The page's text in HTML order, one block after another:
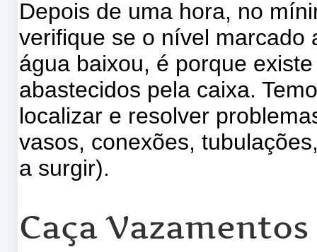
Depois de uma hora, no
verifique se o nível marcado
água baixou, é porque
abastecidos pela caixa.
localizar e resolver
vasos, conexões,
a surgir).
Caça